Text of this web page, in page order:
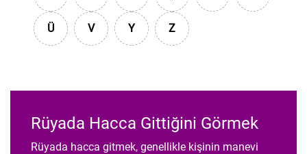
Ü V Y Z
Rüyada Hacca Gittiğini Görmek
Rüyada hacca gitmek, genellikle kişinin manevi